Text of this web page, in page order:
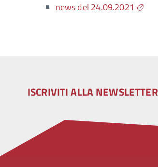
news del 24.09.2021
ISCRIVITI ALLA NEWSLETTER